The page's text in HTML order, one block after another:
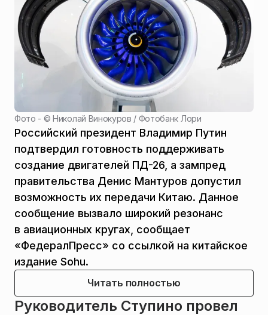
Фото - ©Николай Винокуров / Фотобанк Лори
Российский президент Владимир Путин
подтвердил готовность поддерживать
создание двигателей ПД-26, а зампред
правительства Денис Мантуров допустил
возможность их передачи Китаю. Данное
сообщение вызвало широкий резонанс
в авиационных кругах, сообщает
«ФедералПресс» со ссылкой на китайское
издание Sohu.
Читать полностью
Руководитель Ступино провел